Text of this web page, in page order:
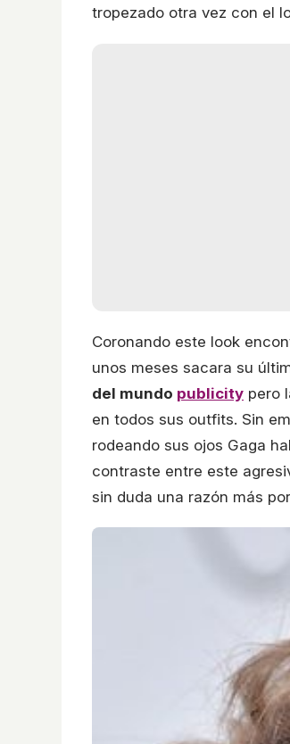
tropezado otra vez con el
Coronando este look
unos meses sacara su
del mundo publicity pero
en todos sus outfits. Sin
rodeando sus ojos Gaga
contraste entre este
sin duda una razón más